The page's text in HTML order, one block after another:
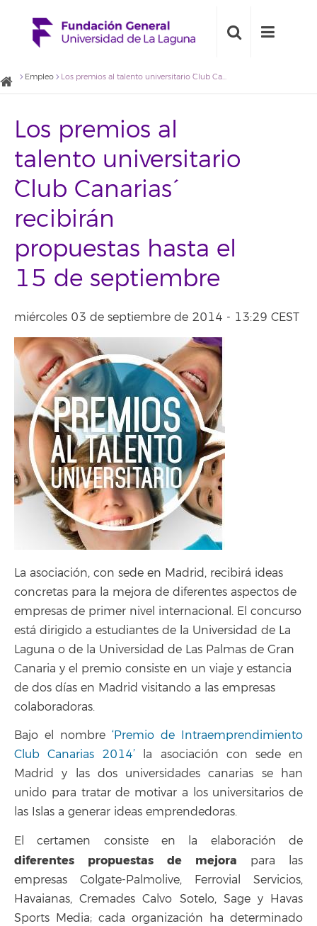
Empleo Los premios al talento universitario `Club Canarias´ recibirán propuestas hasta el 15 de septiembre
Los premios al
talento universitario
`Club Canarias´
recibirán
propuestas hasta el
15 de septiembre
miércoles 03 de septiembre de 2014 - 13:29 CEST
La asociación, con sede en Madrid, recibirá ideas
concretas para la mejora de diferentes aspectos de
empresas de primer nivel internacional. El concurso
está dirigido a estudiantes de la Universidad de La
Laguna o de la Universidad de Las Palmas de Gran
Canaria y el premio consiste en un viaje y estancia
de dos días en Madrid visitando a las empresas
colaboradoras.
Bajo el nombre ‘Premio de Intraemprendimiento
Club Canarias 2014’ la asociación con sede en
Madrid y las dos universidades canarias se han
unido para tratar de motivar a los universitarios de
las Islas a generar ideas emprendedoras.
El certamen consiste en la elaboración de
diferentes propuestas de mejora para las
empresas Colgate-Palmolive, Ferrovial Servicios,
Havaianas, Cremades Calvo Sotelo, Sage y Havas
Sports Media; cada organización ha determinado